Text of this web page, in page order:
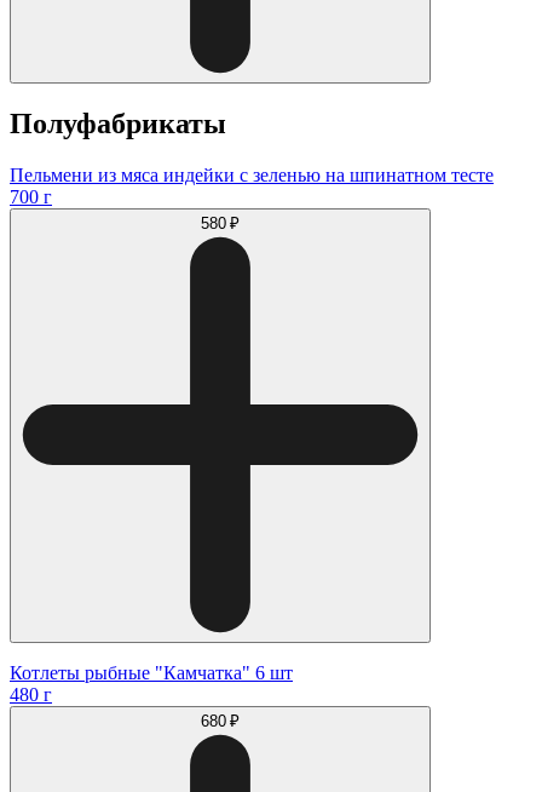
Полуфабрикаты
Пельмени из мяса индейки с зеленью на шпинатном тесте
700 г
580 ₽
Котлеты рыбные "Камчатка" 6 шт
480 г
680 ₽